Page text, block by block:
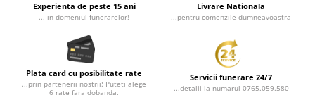
Experienta de peste 15 ani
... in domeniul funerarelor!
Livrare Nationala
...pentru comenzile dumneavoastra
Plata card cu posibilitate rate
...prin partenerii nostrii! Puteti alege
6 rate fara dobanda.
Servicii funerare 24/7
...detalii la numarul 0765.059.580